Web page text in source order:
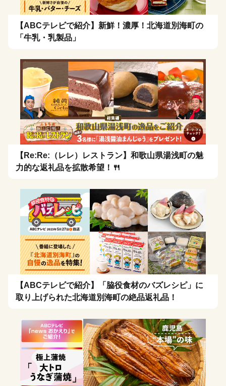
【ABCテレビで紹介】新鮮！濃厚！北海道別海町の
「牛乳・乳製品」
【Re:Re:（レレ）レストラン】和歌山県湯浅町の魅
力的な返礼品を拡散希望！🍴
【ABCテレビで紹介】「脇役食材のバズレシピ」に
取り上げられた北海道別海町の絶品返礼品！